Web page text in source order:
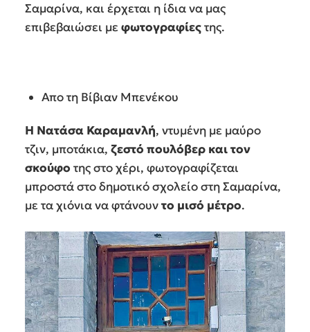
Σαμαρίνα, και έρχεται η ίδια να μας
επιβεβαιώσει με φωτογραφίεςτης.
Απο τη Βίβιαν Μπενέκου
Η Νατάσα Καραμανλή, ντυμένη με μαύρο
τζιν, μποτάκια, ζεστό πουλόβερ και τον
σκούφο της στο χέρι, φωτογραφίζεται
μπροστά στο δημοτικό σχολείο στη Σαμαρίνα,
με τα χιόνια να φτάνουντο μισό μέτρο.